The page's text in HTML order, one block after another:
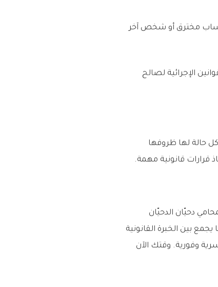
مخترق أو شخص آخر
الإجرائية لصالح
حالة لها ظروفها
قرارات قانونية مهمة.
دحيّان الدحيّان
بين الخبرة القانونية
وفورية. وقتك الآن